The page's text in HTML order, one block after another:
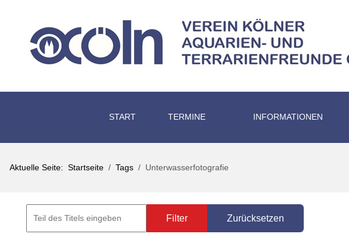
START TERMINE INFORMATIONEN
Aktuelle Seite: Startseite Tags Unterwasserfotografie
Filter Zurücksetzen